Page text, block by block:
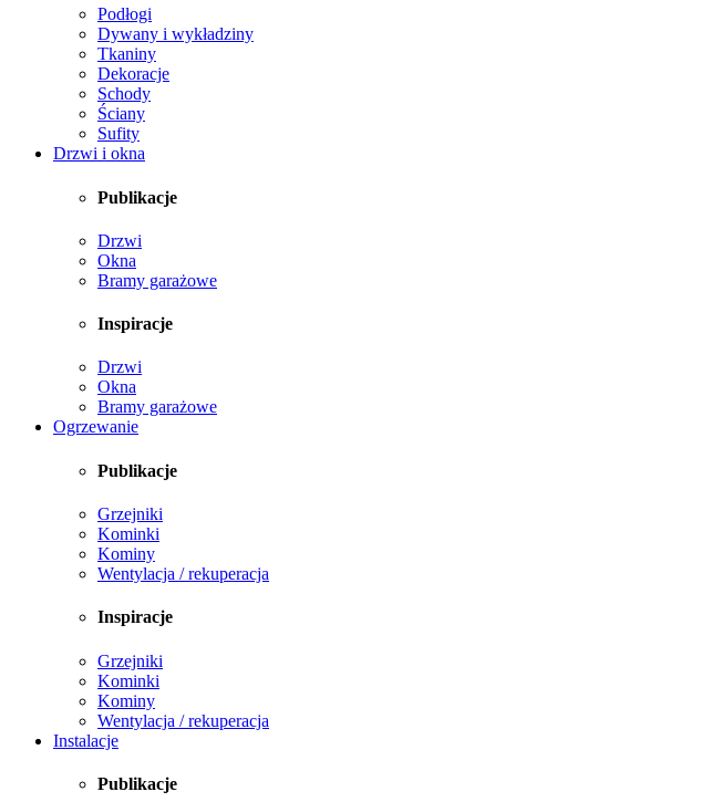
Podłogi
Dywany i wykładziny
Tkaniny
Dekoracje
Schody
Ściany
Sufity
Drzwi i okna
Publikacje
Drzwi
Okna
Bramy garażowe
Inspiracje
Drzwi
Okna
Bramy garażowe
Ogrzewanie
Publikacje
Grzejniki
Kominki
Kominy
Wentylacja / rekuperacja
Inspiracje
Grzejniki
Kominki
Kominy
Wentylacja / rekuperacja
Instalacje
Publikacje